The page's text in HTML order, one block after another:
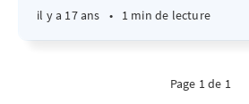
il y a 17 ans • 1 min de lecture
Page 1 de 1